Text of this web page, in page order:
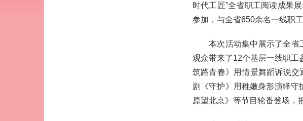
时代工匠”全省职工阅读成果
参加，与全省650余名一线职
本次活动集中展示了全省
观众带来了12个基层一线职工
筑路青春》用情景舞蹈诉说
剧《守护》用稚嫩身形演绎守
原望北京》等节目轮番登场，